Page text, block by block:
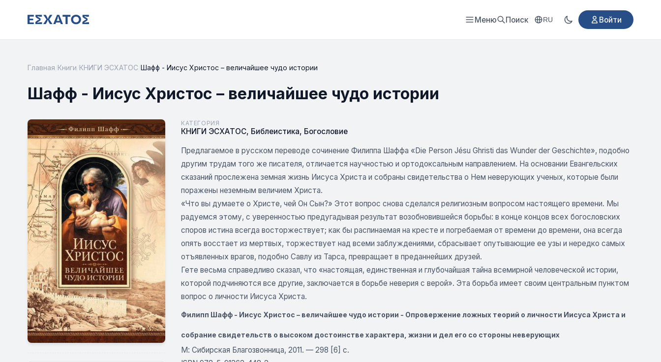
Меню Поиск RU Войти
Главная Книги КНИГИ ЭСХАТОС Шафф - Иисус Христос – величайшее чудо истории
Шафф - Иисус Христос – величайшее чудо истории
КАТЕГОРИЯ
КНИГИ ЭСХАТОС, Библеистика, Богословие
Предлагаемое в русском переводе сочинение Филиппа Шаффа «Die Person Jésu Ghristi das Wunder der Geschichte», подобно
другим трудам того же писателя, отличается научностью и ортодоксальным направлением. На основании Евангельских
сказаний прослежена земная жизнь Иисуса Христа и собраны свидетельства о Нем неверующих ученых, которые были
поражены неземным величием Христа.
«Что вы думаете о Христе, чей Он Сын?» Этот вопрос снова сделался религиозным вопросом настоящего времени. Мы
радуемся этому, с уверенностью предугадывая результат возобновившейся борьбы: в конце концов всех богословских
споров истина всегда восторжествует; как бы распинаемая на кресте и погребаемая от времени до времени, она всегда
опять восстает из мертвых, торжествует над всеми заблуждениями, сбрасывает опутывающие ее узы и нередко самых
отъявленных врагов, подобно Савлу из Тарса, превращает в преданнейших друзей.
Гете весьма справедливо сказал, что «настоящая, единственная и глубочайшая тайна всемирной человеческой истории,
которой подчиняются все другие, заключается в борьбе неверия с верой». Эта борьба имеет своим центральным пунктом
вопрос о личности Иисуса Христа.
Филипп Шафф - Иисус Христос – величайшее чудо истории - Опровержение ложных теорий о личности Иисуса Христа и
собрание свидетельств о высоком достоинстве характера, жизни и дел его со стороны неверующих
М: Сибирская Благозвонница, 2011. — 298 [6] с.